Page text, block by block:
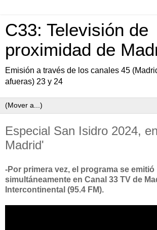
C33: Televisión de
proximidad de
Emisión a través de los canales 45
afueras) 23 y 24
Especial San Isidro 2024,
Madrid'
-Por primera vez, el programa se emitió
simultáneamente en Canal 33 TV de
Intercontinental (95.4 FM).